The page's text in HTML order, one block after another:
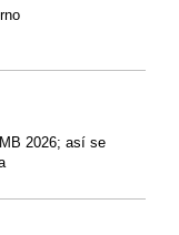
2026; así se